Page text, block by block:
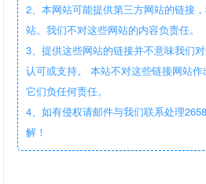
2、本网站可能提供第三方网站的链接
站。我们不对这些网站的内容负责任。
3、提供这些网站的链接并不意味我们
认可或支持。 本站不对这些链接网站
它们负任何责任。
4、如有侵权请邮件与我们联系处理
解！